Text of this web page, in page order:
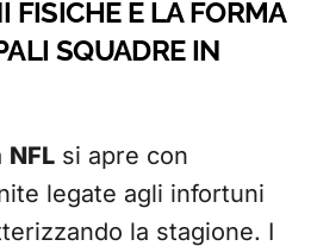
FISICHE E LA FORMA
SQUADRE IN
NFL si apre con
legate agli infortuni
la stagione. I